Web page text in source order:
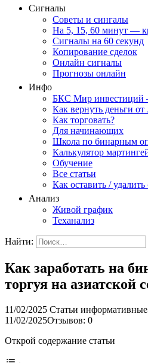
Сигналы
Советы и сингалы
На 5, 15, 60 минут —
Сигналы на 60 секунд
Копирование сделок
Онлайн сигналы
Прогнозы онлайн
Инфо
БКС Мир
Как вернуть деньги от
Как торговать?
Для начинающих
Школа по бинарным
Калькулятор
Обучение
Все статьи
Как оставить / удалить
Анализ
Живой график
Теханализ
Найти:
Как заработать на
торгуя на азиатской
11/02/2025 Статьи информативные
11/02/2025Отзывов: 0
Открой содержание статьи